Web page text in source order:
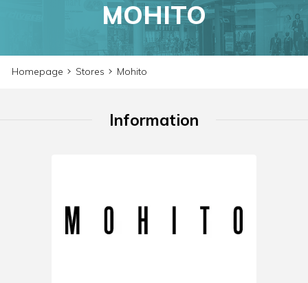
MOHITO
Homepage Stores Mohito
Information